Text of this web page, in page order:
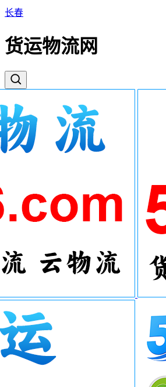
长春
货运物流网